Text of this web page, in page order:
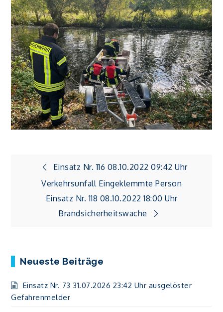
Beitragsnavigation
Einsatz Nr. 116 08.10.2022 09:42 Uhr
Verkehrsunfall Eingeklemmte Person
Einsatz Nr. 118 08.10.2022 18:00 Uhr
Brandsicherheitswache
Neueste Beiträge
Einsatz Nr. 73 31.07.2026 23:42 Uhr ausgelöster
Gefahrenmelder